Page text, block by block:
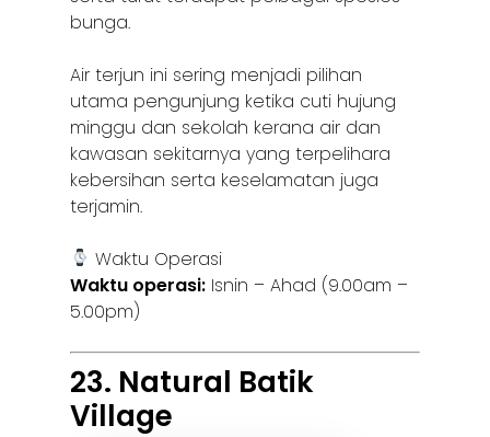
bunga.
Air terjun ini sering menjadi pilihan
utama pengunjung ketika cuti hujung
minggu dan sekolah kerana air dan
kawasan sekitarnya yang terpelihara
kebersihan serta keselamatan juga
terjamin.
Waktu Operasi
Waktu operasi: Isnin – Ahad (9.00am –
5.00pm)
23. Natural Batik
Village